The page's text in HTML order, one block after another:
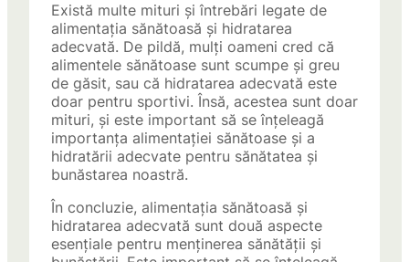
Există multe mituri și întrebări legate de
alimentația sănătoasă și hidratarea
adecvată. De pildă, mulți oameni cred că
alimentele sănătoase sunt scumpe și greu
de găsit, sau că hidratarea adecvată este
doar pentru sportivi. Însă, acestea sunt doar
mituri, și este important să se înțeleagă
importanța alimentației sănătoase și a
hidratării adecvate pentru sănătatea și
bunăstarea noastră.
În concluzie, alimentația sănătoasă și
hidratarea adecvată sunt două aspecte
esențiale pentru menținerea sănătății și